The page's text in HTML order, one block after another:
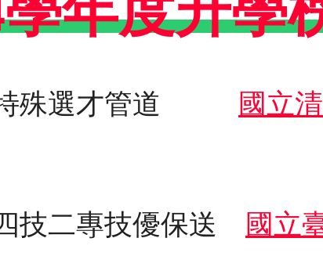
特殊選才管道
國立
技二專技優保送
國立